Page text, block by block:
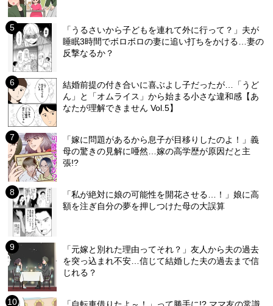
「うるさいから子どもを連れて外に行って？」夫が
睡眠3時間でボロボロの妻に追い打ちをかける…妻の
反撃なるか？
結婚前提の付き合いに喜ぶよし子だったが…「うど
ん」と「オムライス」から始まる小さな違和感【あ
なたが理解できません Vol.5】
「嫁に問題があるから息子が目移りしたのよ！」義
母の驚きの見解に唖然…嫁の高学歴が原因だと主
張!?
「私が絶対に娘の可能性を開花させる…！」娘に高
額を注ぎ自分の夢を押しつけた母の大誤算
「元嫁と別れた理由ってそれ？」友人から夫の過去
を突っ込まれ不安…信じて結婚した夫の過去まで信
じれる？
「自転車借りたよ～！」って勝手に!? ママ友の常識